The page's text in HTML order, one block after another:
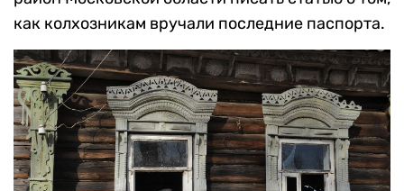
как колхозникам вручали последние паспорта.